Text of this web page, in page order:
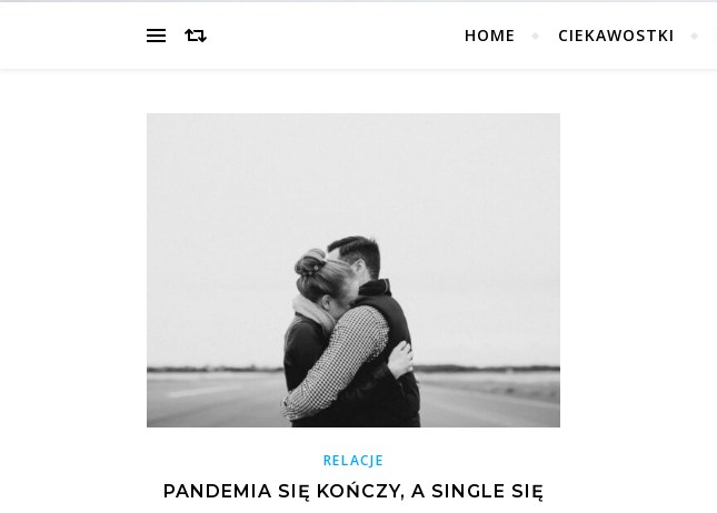
HOME CIEKAWOSTKI
RELACJE
PANDEMIA SIĘ KOŃCZY, A SINGLE SIĘ